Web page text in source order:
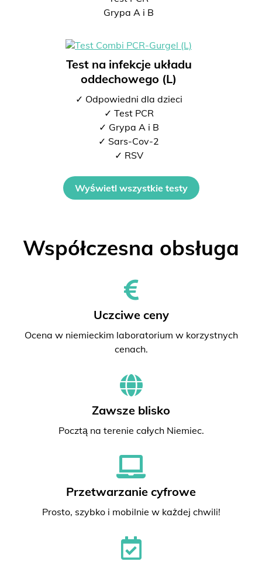
Grypa A i B
Test na infekcje układu
oddechowego (L)
✓ Odpowiedni dla dzieci
✓ Test PCR
✓ Grypa A i B
✓ Sars-Cov-2
✓ RSV
Wyświetl wszystkie testy
Współczesna obsługa
Uczciwe ceny
Ocena w niemieckim laboratorium w korzystnych
cenach.
Zawsze blisko
Pocztą na terenie całych Niemiec.
Przetwarzanie cyfrowe
Prosto, szybko i mobilnie w każdej chwili!